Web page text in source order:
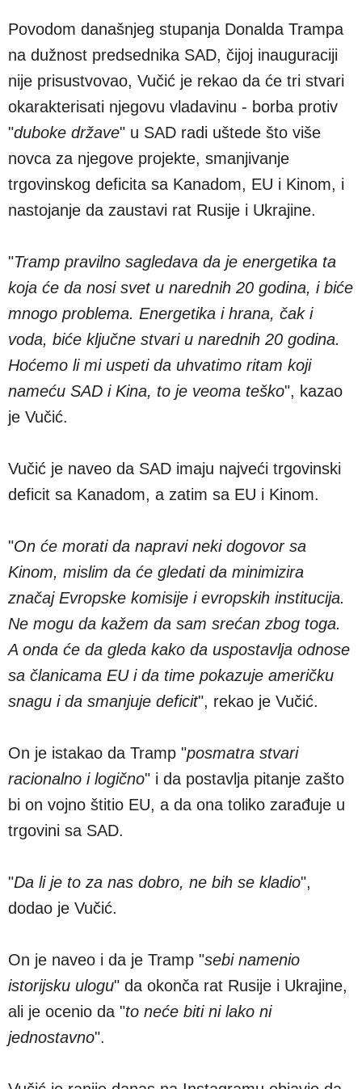
Povodom današnjeg stupanja Donalda Trampa
na dužnost predsednika SAD, čijoj inauguraciji
nije prisustvovao, Vučić je rekao da će tri stvari
okarakterisati njegovu vladavinu - borba protiv
"duboke države" u SAD radi uštede što više
novca za njegove projekte, smanjivanje
trgovinskog deficita sa Kanadom, EU i Kinom, i
nastojanje da zaustavi rat Rusije i Ukrajine.
"Tramp pravilno sagledava da je energetika ta
koja će da nosi svet u narednih 20 godina, i biće
mnogo problema. Energetika i hrana, čak i
voda, biće ključne stvari u narednih 20 godina.
Hoćemo li mi uspeti da uhvatimo ritam koji
nameću SAD i Kina, to je veoma teško", kazao
je Vučić.
Vučić je naveo da SAD imaju najveći trgovinski
deficit sa Kanadom, a zatim sa EU i Kinom.
"On će morati da napravi neki dogovor sa
Kinom, mislim da će gledati da minimizira
značaj Evropske komisije i evropskih institucija.
Ne mogu da kažem da sam srećan zbog toga.
A onda će da gleda kako da uspostavlja odnose
sa članicama EU i da time pokazuje američku
snagu i da smanjuje deficit", rekao je Vučić.
On je istakao da Tramp "posmatra stvari
racionalno i logično" i da postavlja pitanje zašto
bi on vojno štitio EU, a da ona toliko zarađuje u
trgovini sa SAD.
"Da li je to za nas dobro, ne bih se kladio",
dodao je Vučić.
On je naveo i da je Tramp "sebi namenio
istorijsku ulogu" da okonča rat Rusije i Ukrajine,
ali je ocenio da "to neće biti ni lako ni
jednostavno".